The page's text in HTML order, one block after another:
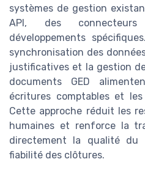
systèmes de gestion
API, des
développements
synchronisation des
justificatives et la gestion
documents GED
écritures comptables et
Cette approche réduit les
humaines et renforce la
directement la qualité du
fiabilité des clôtures.